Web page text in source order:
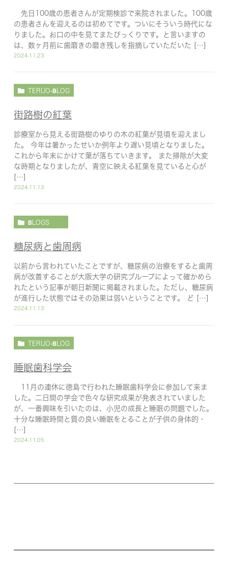
先日100歳の患者さんが定期検診で来院されました。100歳
の患者さんを迎えるのは初めてです。ついにそういう時代にな
りました。お口の中を見てまたびっくりです。と言いますの
は、数ヶ月前に歯磨きの磨き残しを指摘していただいた […]
2024.11.23
TERUO-BLOG
街路樹の紅葉
診療室から見える街路樹のゆりの木の紅葉が見頃を迎えまし
た。 今年は暑かったせいか例年より遅い見頃となりました。
これから年末にかけて葉が落ちていきます。 また掃除が大変
な時期となりましたが、青空に映える紅葉を見ていると心が
[…]
2024.11.13
BLOGS
糖尿病と歯周病
以前から言われていたことですが、糖尿病の治療をすると歯周
病が改善することが大阪大学の研究ブループによって確かめら
れたという記事が朝日新聞に掲載されました。ただし、糖尿病
が進行した状態ではその効果は弱いということです。 ど […]
2024.11.13
TERUO-BLOG
睡眠歯科学会
11月の連休に徳島で行われた睡眠歯科学会に参加して来ま
した。二日間の学会で色々な研究成果が発表されていました
が、一番興味を引いたのは、小児の成長と睡眠の問題でした。
十分な睡眠時間と質の良い睡眠をとることが子供の身体的・
[…]
2024.11.05